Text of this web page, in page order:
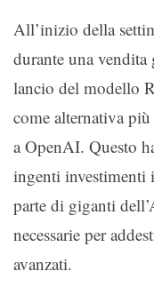
All’inizio della
durante una
lancio del modello
come alternativa
a OpenAI. Questo
ingenti investimenti
parte di giganti
necessarie per
avanzati.